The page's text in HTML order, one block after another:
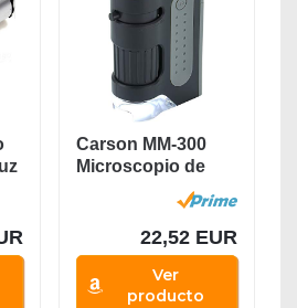
Carson MM-300
Microscopio de
Bolsillo, Aumento...
22,52 EUR
Ver
producto